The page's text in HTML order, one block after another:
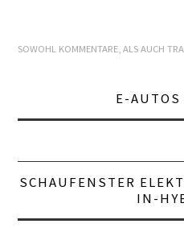
A BIS Z
KONTAKT
SOWOHL KOMMENTARE, ALS AUCH
E-
SCHAUFENSTER
IN-